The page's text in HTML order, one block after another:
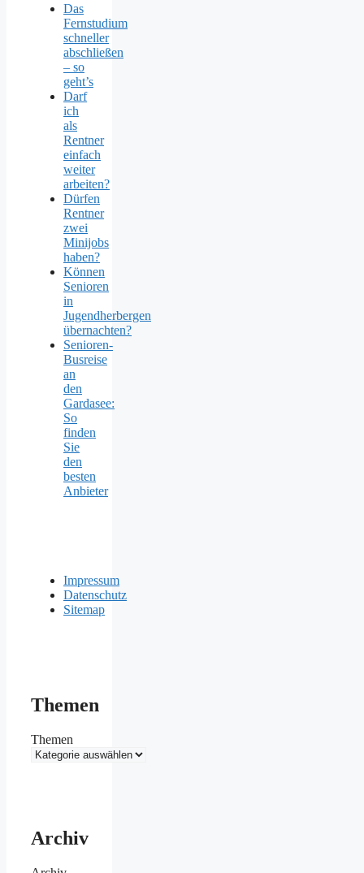
Das
Fernstudium
schneller
abschließen
– so
geht’s
Darf
ich
als
Rentner
einfach
weiter
arbeiten?
Dürfen
Rentner
zwei
Minijobs
haben?
Können
Senioren
in
Jugendherbergen
übernachten?
Senioren-
Busreise
an
den
Gardasee:
So
finden
Sie
den
besten
Anbieter
Impressum
Datenschutz
Sitemap
Themen
Themen
Archiv